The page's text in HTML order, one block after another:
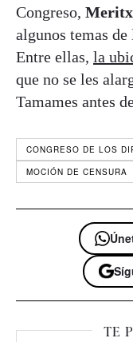
Congreso,
algunos temas
Entre ellas, la
que no se les
Tamames antes
CONGRESO DE LOS
MOCIÓN DE CENSURA
TE